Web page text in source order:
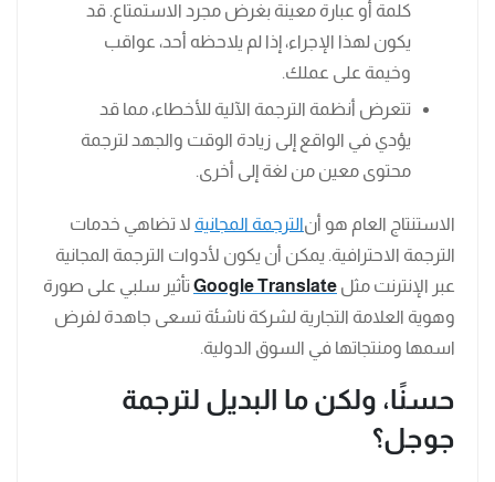
كلمة أو عبارة معينة بغرض مجرد الاستمتاع. قد
يكون لهذا الإجراء، إذا لم يلاحظه أحد، عواقب
وخيمة على عملك.
تتعرض أنظمة الترجمة الآلية للأخطاء، مما قد
يؤدي في الواقع إلى زيادة الوقت والجهد لترجمة
محتوى معين من لغة إلى أخرى.
الاستنتاج العام هو أنالترجمة المجانية لا تضاهي خدمات
الترجمة الاحترافية. يمكن أن يكون لأدوات الترجمة المجانية
عبر الإنترنت مثل Google Translateتأثير سلبي على صورة
وهوية العلامة التجارية لشركة ناشئة تسعى جاهدة لفرض
اسمها ومنتجاتها في السوق الدولية.
حسنًا، ولكن ما البديل لترجمة
جوجل؟